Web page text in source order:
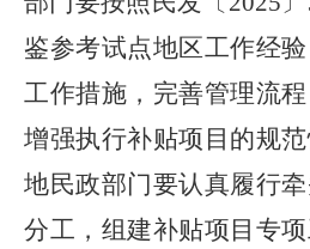
鉴参考试点地区工作经
工作措施，完善管理流
增强执行补贴项目的规
地民政部门要认真履行
分工，组建补贴项目专